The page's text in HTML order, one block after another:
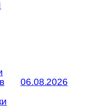
06.08.2026